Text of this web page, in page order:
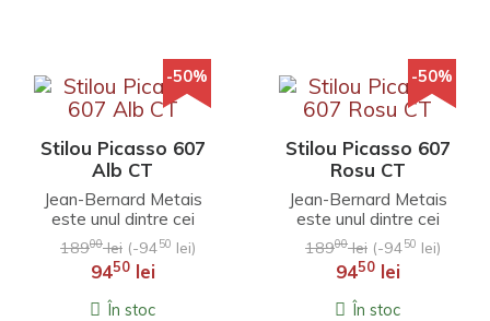
-50%
Stilou Picasso 607
Alb CT
Jean-Bernard Metais
este unul dintre cei
mai importanți
sculptori din Franța.
Opera lui se
concentre..
18900lei (-9450 lei)
9450lei
În stoc
-50%
Stilou Picasso 607
Rosu CT
Jean-Bernard Metais
este unul dintre cei
mai importanți
sculptori din Franța.
Opera lui se
concentre..
18900lei (-9450 lei)
9450lei
În stoc